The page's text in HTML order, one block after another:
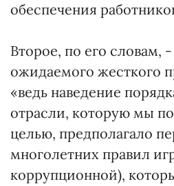
обеспечения
Второе, по его словам,
ожидаемого жесткого
«ведь наведение
отрасли, которую мы
целью, предполагало
многолетних правил
коррупционной),